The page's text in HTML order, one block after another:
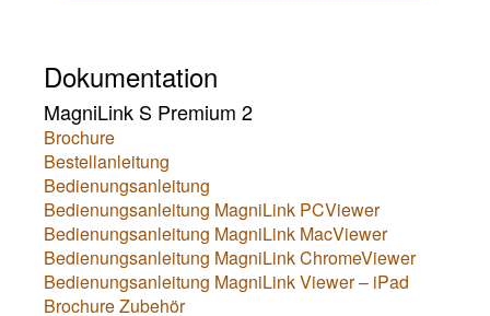
Dokumentation
MagniLink S Premium 2
Brochure
Bestellanleitung
Bedienungsanleitung
Bedienungsanleitung MagniLink PCViewer
Bedienungsanleitung MagniLink MacViewer
Bedienungsanleitung MagniLink ChromeViewer
Bedienungsanleitung MagniLink Viewer – iPad
Brochure Zubehör